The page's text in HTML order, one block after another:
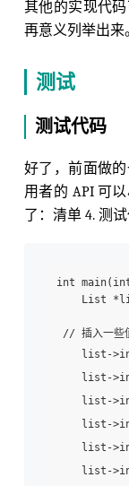
其他的实现代
再意义列举出来
测试
测试代码
好了，前面做
用者的 API 可
了：清单 4. 测
int
List *list
// 插入一些
list-
list-
list-
list-
list-
list-